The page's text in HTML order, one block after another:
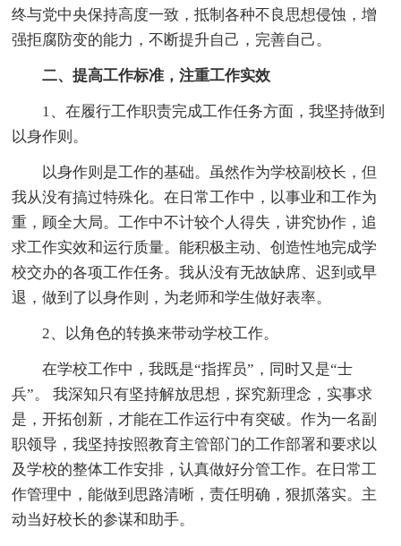
终与党中央保持高度一致，抵制各种不良思想侵蚀，增
强拒腐防变的能力，不断提升自己，完善自己。
二、提高工作标准，注重工作实效
1、在履行工作职责完成工作任务方面，我坚持做到
以身作则。
以身作则是工作的基础。虽然作为学校副校长，但
我从没有搞过特殊化。在日常工作中，以事业和工作为
重，顾全大局。工作中不计较个人得失，讲究协作，追
求工作实效和运行质量。能积极主动、创造性地完成学
校交办的各项工作任务。我从没有无故缺席、迟到或早
退，做到了以身作则，为老师和学生做好表率。
2、以角色的转换来带动学校工作。
在学校工作中，我既是“指挥员”，同时又是“士
兵”。 我深知只有坚持解放思想，探究新理念，实事求
是，开拓创新，才能在工作运行中有突破。作为一名副
职领导，我坚持按照教育主管部门的工作部署和要求以
及学校的整体工作安排，认真做好分管工作。在日常工
作管理中，能做到思路清晰，责任明确，狠抓落实。主
动当好校长的参谋和助手。